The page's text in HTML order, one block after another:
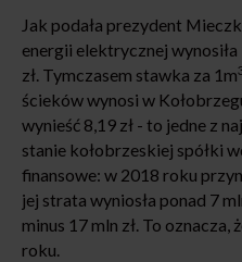
Jak podała prezydent
energii elektrycznej wynosiła
zł. Tymczasem stawka za 1m
ścieków wynosi w
wynieść 8,19 zł - to jedne z
stanie kołobrzeskiej spółki
finansowe: w 2018 roku
jej strata wyniosła ponad 7
minus 17 mln zł. To
roku.